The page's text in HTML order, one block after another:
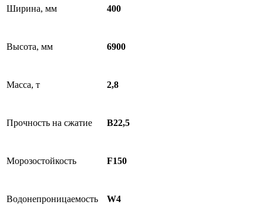
Ширина, мм 400
Высота, мм 6900
Масса, т 2,8
Прочность на сжатие В22,5
Морозостойкость F150
Водонепроницаемость W4